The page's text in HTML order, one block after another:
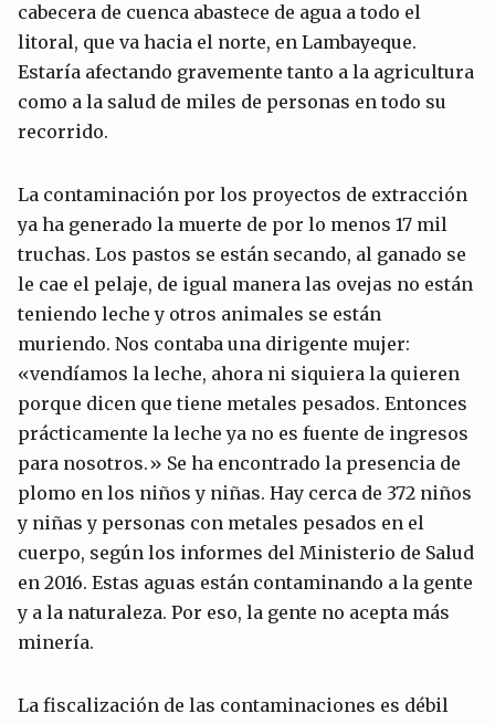
cabecera de cuenca abastece de agua a todo el
litoral, que va hacia el norte, en Lambayeque.
Estaría afectando gravemente tanto a la agricultura
como a la salud de miles de personas en todo su
recorrido.
La contaminación por los proyectos de extracción
ya ha generado la muerte de por lo menos 17 mil
truchas. Los pastos se están secando, al ganado se
le cae el pelaje, de igual manera las ovejas no están
teniendo leche y otros animales se están
muriendo. Nos contaba una dirigente mujer:
«vendíamos la leche, ahora ni siquiera la quieren
porque dicen que tiene metales pesados. Entonces
prácticamente la leche ya no es fuente de ingresos
para nosotros.» Se ha encontrado la presencia de
plomo en los niños y niñas. Hay cerca de 372 niños
y niñas y personas con metales pesados en el
cuerpo, según los informes del Ministerio de Salud
en 2016. Estas aguas están contaminando a la gente
y a la naturaleza. Por eso, la gente no acepta más
minería.
La fiscalización de las contaminaciones es débil